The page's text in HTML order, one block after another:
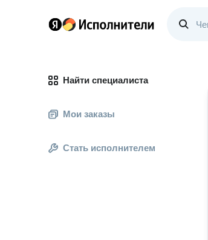
Найти специалиста
Мои заказы
Стать исполнителем